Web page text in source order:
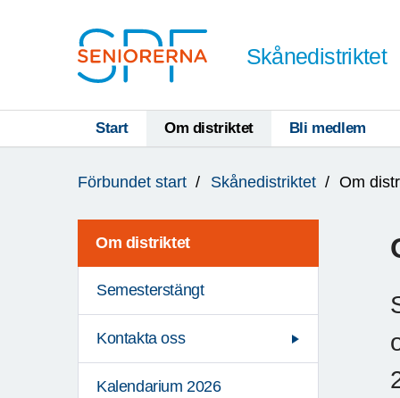
Skånedistriktet
Start Om distriktet Bli medlem
är
Förbundet start Skånedistriktet Om
Om distriktet
Semesterstängt
Kontakta oss
Kalendarium 2026